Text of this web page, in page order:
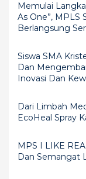
Memulai
As One”, MPLS
Berlangsung
Siswa SMA
Dan
Inovasi Dan
Dari Limbah
EcoHeal Spray
MPS I LIKE
Dan Semangat